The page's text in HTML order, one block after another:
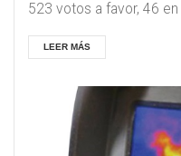
523 votos a favor, 46
LEER MÁS